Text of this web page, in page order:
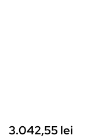
3.042,55 lei